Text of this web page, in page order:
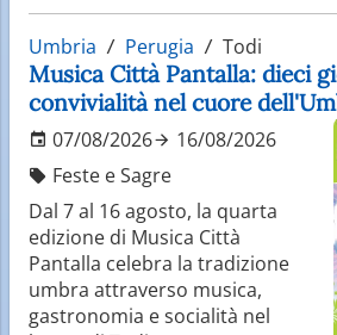
Umbria Perugia Todi
Musica Città Pantalla: dieci
convivialità nel cuore
07/08/2026
16/08/2026
Feste e Sagre
Dal 7 al 16 agosto, la quarta
edizione di Musica Città
Pantalla celebra la tradizione
umbra attraverso musica,
gastronomia e socialità nel